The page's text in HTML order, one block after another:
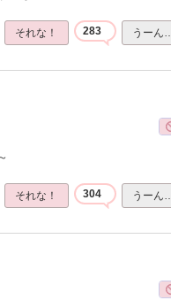
それな！ 283 うーん
それな！ 304 うーん